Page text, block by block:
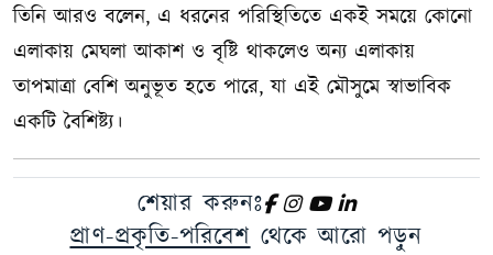
তিনি আরও বলেন, এ ধরনের পরিস্থিতিতে একই সময়ে কোনো
এলাকায় মেঘলা আকাশ ও বৃষ্টি থাকলেও অন্য এলাকায়
তাপমাত্রা বেশি অনুভূত হতে পারে, যা এই মৌসুমে স্বাভাবিক
একটি বৈশিষ্ট্য।
শেয়ার করুনঃ
প্রাণ-প্রকৃতি-পরিবেশ থেকে আরো পড়ুন